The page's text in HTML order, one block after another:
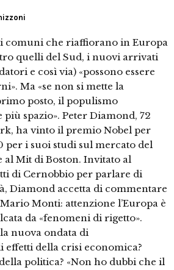
comuni che riaffiorano in Europa
quelli del Sud, i nuovi arrivati
e così via) «possono essere
Ma «se non si mette la
posto, il populismo
spazio». Peter Diamond, 72
ha vinto il premio Nobel per
per i suoi studi sul mercato del
al Mit di Boston. Invitato al
di Cernobbio per parlare di
Diamond accetta di commentare
Monti: attenzione l’Europa è
da «fenomeni di rigetto».
nuova ondata di
effetti della crisi economica?
politica? «Non ho dubbi che il